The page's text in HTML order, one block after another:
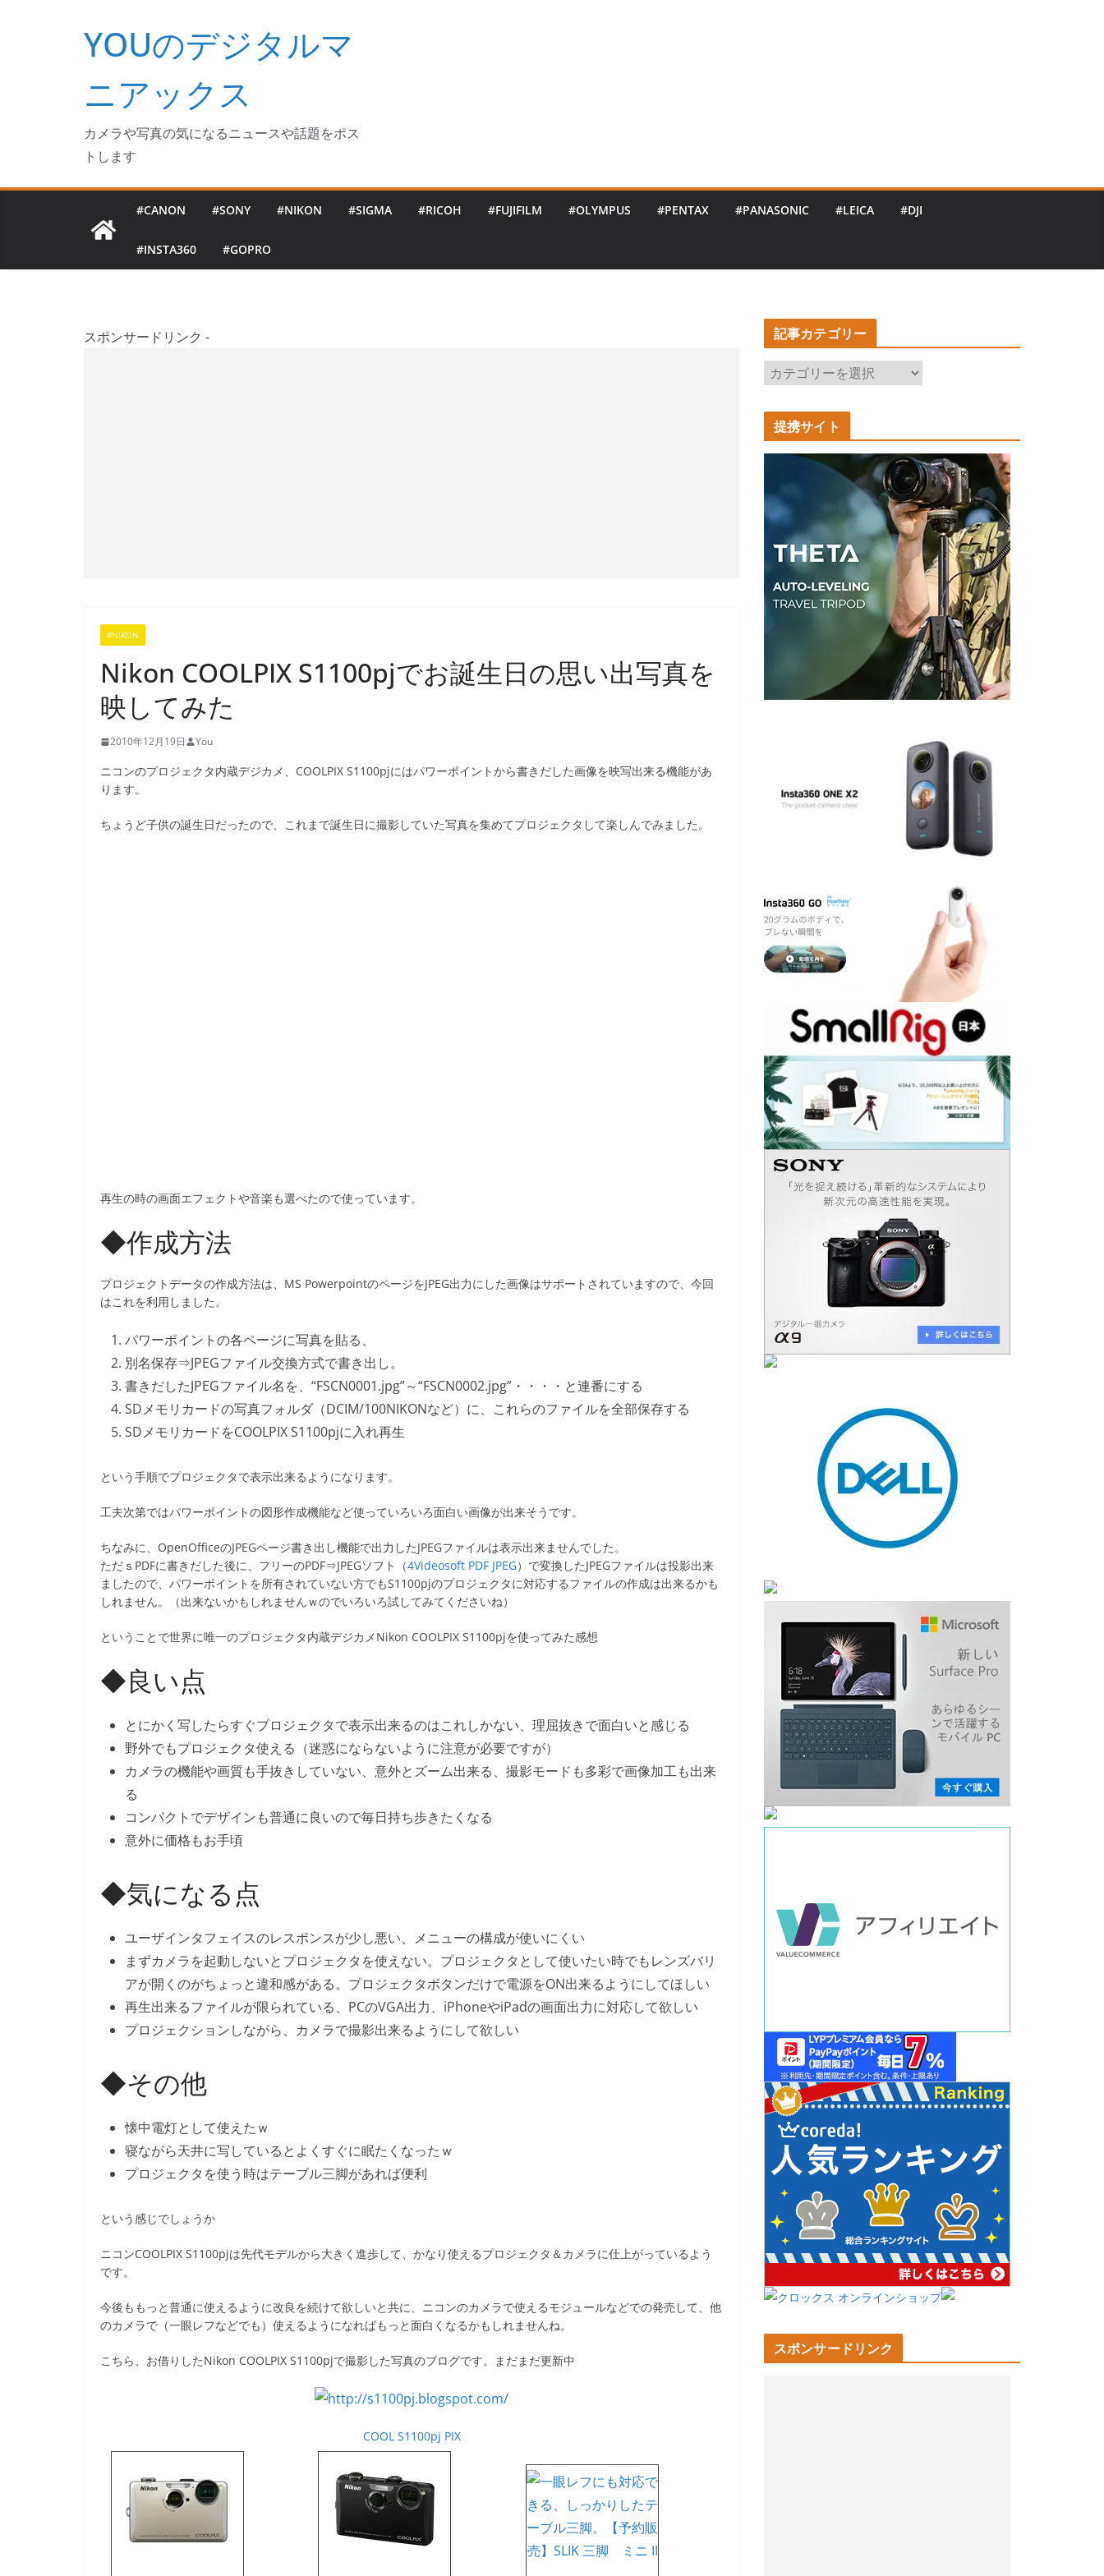
ッ
YOUのデジタルマ
ニアックス
カメラや写真の気になるニュースや話題をポス
トします
#CANON #SONY #NIKON #SIGMA #RICOH #FUJIFILM #OLYMPUS #PENTAX #PANASONIC #LEICA #DJI
#INSTA360 #GOPRO
スポンサードリンク -
#NIKON
Nikon COOLPIX S1100pjでお誕生日の思い出写真を
映してみた
2010年12月19日 You
ニコンのプロジェクタ内蔵デジカメ、COOLPIX S1100pjにはパワーポイントから書きだした画像を映写出来る機能があ
ります。
ちょうど子供の誕生日だったので、これまで誕生日に撮影していた写真を集めてプロジェクタして楽しんでみました。
再生の時の画面エフェクトや音楽も選べたので使っています。
◆作成方法
プロジェクトデータの作成方法は、MS PowerpointのページをJPEG出力にした画像はサポートされていますので、今回
はこれを利用しました。
パワーポイントの各ページに写真を貼る、
別名保存⇒JPEGファイル交換方式で書き出し。
書きだしたJPEGファイル名を、“FSCN0001.jpg”～“FSCN0002.jpg”・・・・と連番にする
SDメモリカードの写真フォルダ（DCIM/100NIKONなど）に、これらのファイルを全部保存する
SDメモリカードをCOOLPIX S1100pjに入れ再生
という手順でプロジェクタで表示出来るようになります。
工夫次第ではパワーポイントの図形作成機能など使っていろいろ面白い画像が出来そうです。
ちなみに、OpenOfficeのJPEGページ書き出し機能で出力したJPEGファイルは表示出来ませんでした。
ただｓPDFに書きだした後に、フリーのPDF⇒JPEGソフト（4Videosoft PDF JPEG）で変換したJPEGファイルは投影出来
ましたので、パワーポイントを所有されていない方でもS1100pjのプロジェクタに対応するファイルの作成は出来るかも
しれません。（出来ないかもしれませんｗのでいろいろ試してみてくださいね）
ということで世界に唯一のプロジェクタ内蔵デジカメNikon COOLPIX S1100pjを使ってみた感想
◆良い点
とにかく写したらすぐプロジェクタで表示出来るのはこれしかない、理屈抜きで面白いと感じる
野外でもプロジェクタ使える（迷惑にならないように注意が必要ですが）
カメラの機能や画質も手抜きしていない、意外とズーム出来る、撮影モードも多彩で画像加工も出来
る
コンパクトでデザインも普通に良いので毎日持ち歩きたくなる
意外に価格もお手頃
◆気になる点
ユーザインタフェイスのレスポンスが少し悪い、メニューの構成が使いにくい
まずカメラを起動しないとプロジェクタを使えない。プロジェクタとして使いたい時でもレンズバリ
アが開くのがちょっと違和感がある。プロジェクタボタンだけで電源をON出来るようにしてほしい
再生出来るファイルが限られている、PCのVGA出力、iPhoneやiPadの画面出力に対応して欲しい
プロジェクションしながら、カメラで撮影出来るようにして欲しい
◆その他
懐中電灯として使えたｗ
寝ながら天井に写しているとよくすぐに眠たくなったｗ
プロジェクタを使う時はテーブル三脚があれば便利
という感じでしょうか
ニコンCOOLPIX S1100pjは先代モデルから大きく進歩して、かなり使えるプロジェクタ＆カメラに仕上がっているよう
です。
今後ももっと普通に使えるように改良を続けて欲しいと共に、ニコンのカメラで使えるモジュールなどでの発売して、他
のカメラで（一眼レフなどでも）使えるようになればもっと面白くなるかもしれませんね。
こちら、お借りしたNikon COOLPIX S1100pjで撮影した写真のブログです。まだまだ更新中
COOL S1100pj PIX
記事カテゴリー
記
事
カ
テ
ゴ
ー
提携サイト
スポンサードリンク